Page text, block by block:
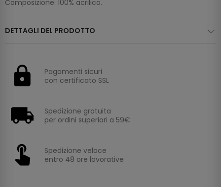
Composizione: 100% acrilico.
DETTAGLI DEL PRODOTTO
Pagamenti sicuri
con certificato SSL
Spedizione gratuita
per ordini superiori a 59€
Spedizione veloce
entro 48 ore lavorative